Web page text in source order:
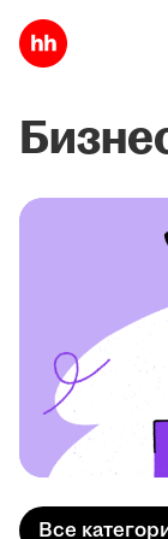
Все